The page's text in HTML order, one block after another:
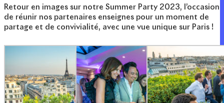
Retour en images sur notre Summer Party 2023, l’occasion
de réunir nos partenaires enseignes pour un moment de
partage et de convivialité, avec une vue unique sur Paris !